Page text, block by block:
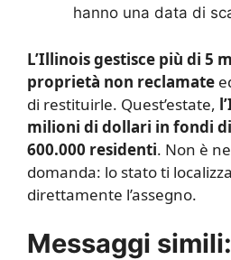
hanno una data di
L’Illinois gestisce più di 5
proprietà non reclamate
di restituirle. Quest’estate,
milioni di dollari in fondi
600.000 residenti. Non è
domanda: lo stato ti
direttamente l’assegno.
Messaggi simili: